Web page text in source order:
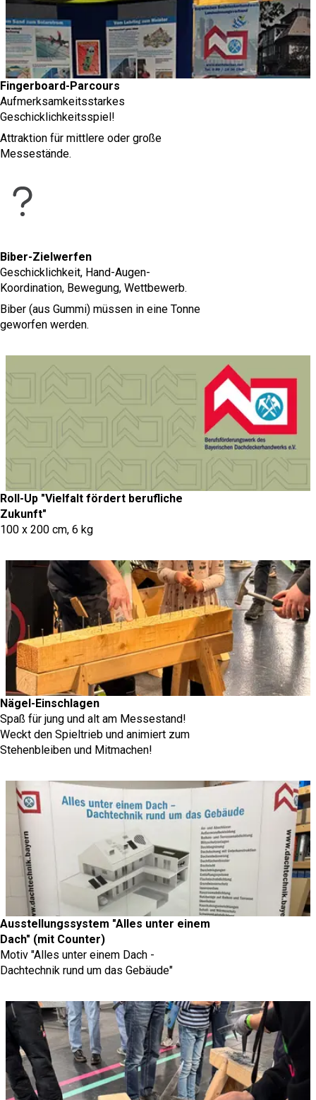
Fingerboard-Parcours
Aufmerksamkeitsstarkes
Geschicklichkeitsspiel!
Attraktion für mittlere oder große
Messestände.
Biber-Zielwerfen
Geschicklichkeit, Hand-Augen-
Koordination, Bewegung, Wettbewerb.
Biber (aus Gummi) müssen in eine Tonne
geworfen werden.
Roll-Up "Vielfalt fördert berufliche
Zukunft"
100 x 200 cm, 6 kg
Nägel-Einschlagen
Spaß für jung und alt am Messestand!
Weckt den Spieltrieb und animiert zum
Stehenbleiben und Mitmachen!
Ausstellungssystem "Alles unter einem
Dach" (mit Counter)
Motiv "Alles unter einem Dach -
Dachtechnik rund um das Gebäude"